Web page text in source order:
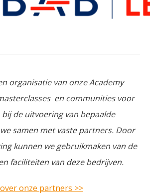
organisatie van onze Academy
en communities voor
de uitvoering van bepaalde
samen met vaste partners. Door
kunnen we gebruikmaken van de
faciliteiten van deze bedrijven.
onze partners >>